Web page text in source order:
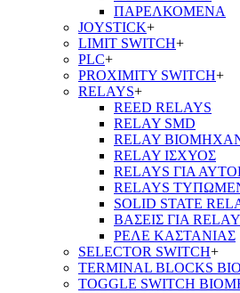
ΠΑΡΕΛΚΟΜΕΝΑ
JOYSTICK+
LIMIT SWITCH+
PLC+
PROXIMITY SWITCH+
RELAYS+
REED RELAYS
RELAY SMD
RELAY
RELAY ΙΣΧΥΟΣ
RELAYS ΓΙΑ
RELAYS
SOLID STATE
ΒΑΣΕΙΣ ΓΙΑ
ΡΕΛΕ ΚΑΣΤΑΝΙΑΣ
SELECTOR SWITCH+
TERMINAL BLOCKS
TOGGLE SWITCH